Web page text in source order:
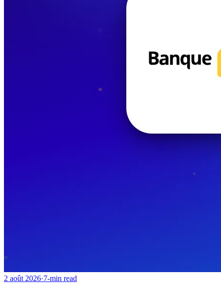
2 août 2026·7-min read